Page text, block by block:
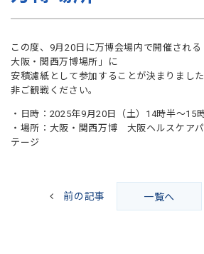
この度、9月20日に万博会場内で開催される
大阪・関西万博場所」に
安積濾紙として参加することが決まりまし
非ご観戦ください。
・日時：2025年9月20日（土）14時半～15
・場所：大阪・関西万博 大阪ヘルスケア
テージ
前の記事 一覧へ